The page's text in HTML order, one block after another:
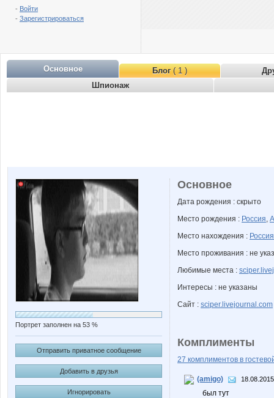
- Войти
- Зарегистрироваться
Основное Блог( 1 )
Шпионаж
Портрет заполнен на 53 %
Отправить приватное сообщение
Добавить в друзья
Игнорировать
Основное
Дата рождения : скрыто
Место рождения : Россия,
Место нахождения : Россия
Место проживания : не
Любимые места :
Интересы : не указаны
Сайт : sciper.livejournal.com
Комплименты
27 комплиментов в
(amigo)
был тут